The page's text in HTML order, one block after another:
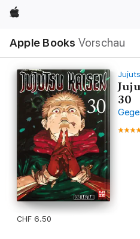
Apple
Apple Books Vorschau
Navigation
Menü
öffnen
30
CHF 6.50